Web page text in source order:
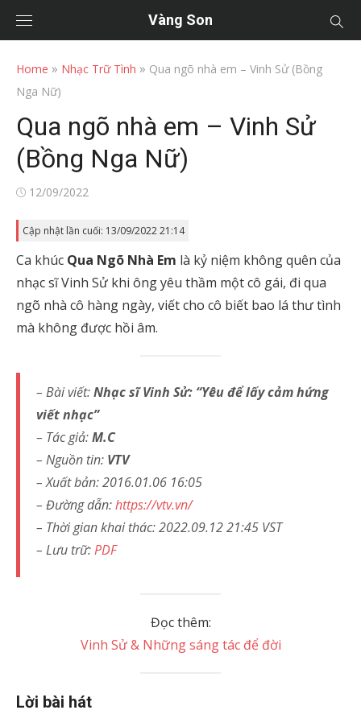
Vàng Son
Home » Nhạc Trữ Tình » Qua ngõ nhà em – Vinh Sử (Bồng
Nga Nữ)
Qua ngõ nhà em – Vinh Sử
(Bồng Nga Nữ)
Posted
12/09/2022
Cập nhật lần cuối: 13/09/2022 21:14
Ca khúc Qua Ngõ Nhà Em là kỷ niệm không quên của
nhạc sĩ Vinh Sử khi ông yêu thầm một cô gái, đi qua
ngõ nhà cô hàng ngày, viết cho cô biết bao lá thư tình
mà không được hồi âm.
– Bài viết:Nhạc sĩ Vinh Sử: “Yêu để lấy cảm hứng
viết nhạc”
– Tác giả:M.C
– Nguồn tin: VTV
– Xuất bản: 2016.01.06 16:05
– Đường dẫn:https://vtv.vn/
– Thời gian khai thác:2022.09.12 21:45 VST
– Lưu trữ:PDF
Đọc thêm:
Vinh Sử & Những sáng tác để đời
Lời bài hát